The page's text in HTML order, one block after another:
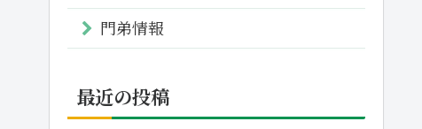
門弟情報
最近の投稿